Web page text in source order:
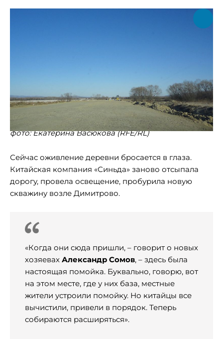
фото: Екатерина Васюкова (RFE/RL)
Сейчас оживление деревни бросается в глаза.
Китайская компания «Синьда» заново отсыпала
дорогу, провела освещение, пробурила новую
скважину возле Димитрово.
«Когда они сюда пришли, – говорит о новых
хозяевах Александр Сомов, – здесь была
настоящая помойка. Буквально, говорю, вот
на этом месте, где у них база, местные
жители устроили помойку. Но китайцы все
вычистили, привели в порядок. Теперь
собираются расширяться».